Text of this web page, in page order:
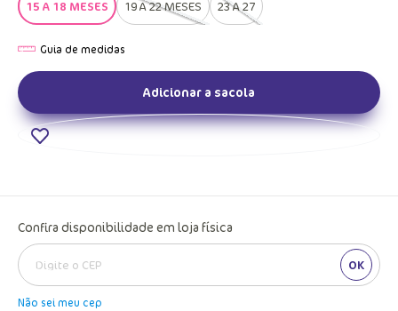
15 A 18 MESES 19 A 22 MESES 23 A 27
Adicionar a sacola
Confira disponibilidade em loja física
OK
Não sei meu cep